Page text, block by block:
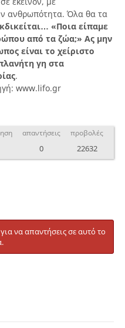
ανθρωπότητα. Όλα θα τα
«Ποια είπαμε
από τα ζώα;» Ας μην
είναι το χείριστο
γη στα
.
www.lifo.gr
απαντήσεις
0
προβολές
22632
να απαντήσεις σε αυτό το